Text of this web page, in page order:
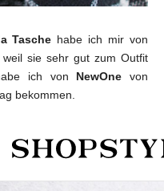
Tasche habe ich mir von
sie sehr gut zum Outfit
ich von NewOne von
bekommen.